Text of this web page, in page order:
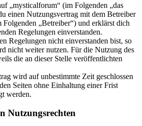
„mysticalforum“ (im Folgenden „das
einen Nutzungsvertrag mit dem Betreiber
Folgenden „Betreiber“) und erklärst dich
Regelungen einverstanden.
Regelungen nicht einverstanden bist, so
nicht weiter nutzen. Für die Nutzung des
die an dieser Stelle veröffentlichten
wird auf unbestimmte Zeit geschlossen
Seiten ohne Einhaltung einer Frist
werden.
Nutzungsrechten